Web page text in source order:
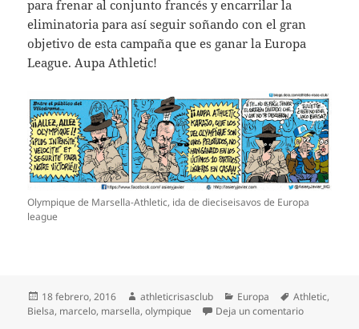
para frenar al conjunto francés y encarrilar la
eliminatoria para así seguir soñando con el gran
objetivo de esta campaña que es ganar la Europa
League. Aupa Athletic!
Olympique de Marsella-Athletic, ida de dieciseisavos de Europa
league
Publicado
el
18 febrero, 2016 Autor
athleticrisasclub Categorías
Europa Etiquetas
Athletic,
Bielsa, marcelo, marsella,olympique Deja un comentarioen O. de